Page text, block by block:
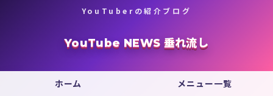
YouTuberの紹介ブログ
YouTube NEWS 垂れ流し
ホーム
メニュー一覧